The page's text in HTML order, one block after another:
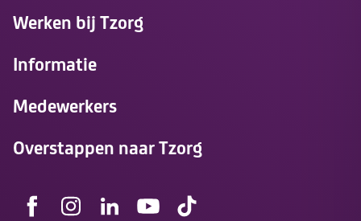
Werken bij Tzorg
Informatie
Medewerkers
Overstappen naar Tzorg